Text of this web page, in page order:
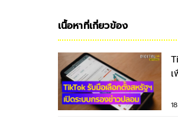
เนื้อหาที่เกี่ยวข้อง